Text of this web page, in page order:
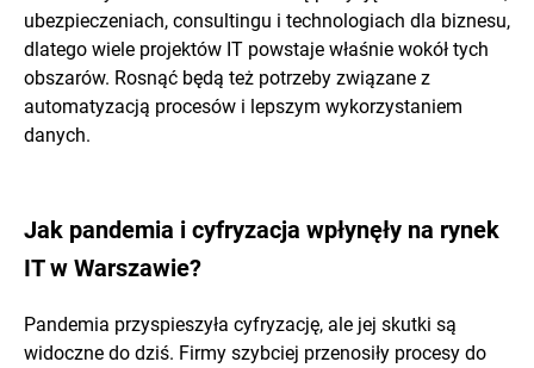
ubezpieczeniach, consultingu i technologiach dla biznesu,
dlatego wiele projektów IT powstaje właśnie wokół tych
obszarów. Rosnąć będą też potrzeby związane z
automatyzacją procesów i lepszym wykorzystaniem
danych.
Jak pandemia i cyfryzacja wpłynęły na rynek
IT w Warszawie?
Pandemia przyspieszyła cyfryzację, ale jej skutki są
widoczne do dziś. Firmy szybciej przenosiły procesy do